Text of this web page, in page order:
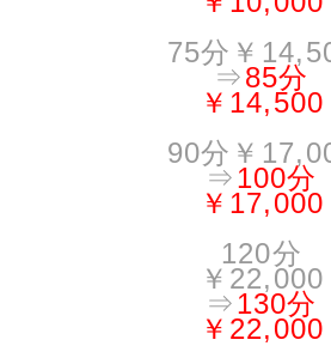
75分￥
⇒85分
￥14,500
90分￥
⇒100分
￥17,000
120分
￥22,000
⇒130分
￥22,000